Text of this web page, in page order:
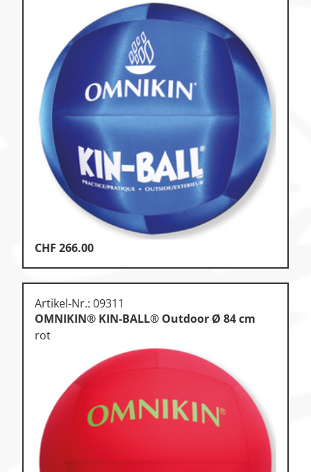
CHF 266.00
Artikel-Nr.: 09311
OMNIKIN® KIN-BALL® Outdoor Ø 84 cm
rot